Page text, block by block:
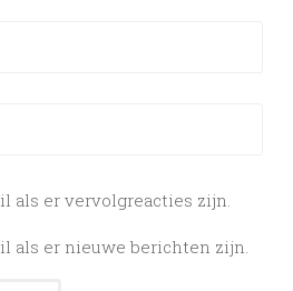
als er vervolgreacties zijn.
als er nieuwe berichten zijn.